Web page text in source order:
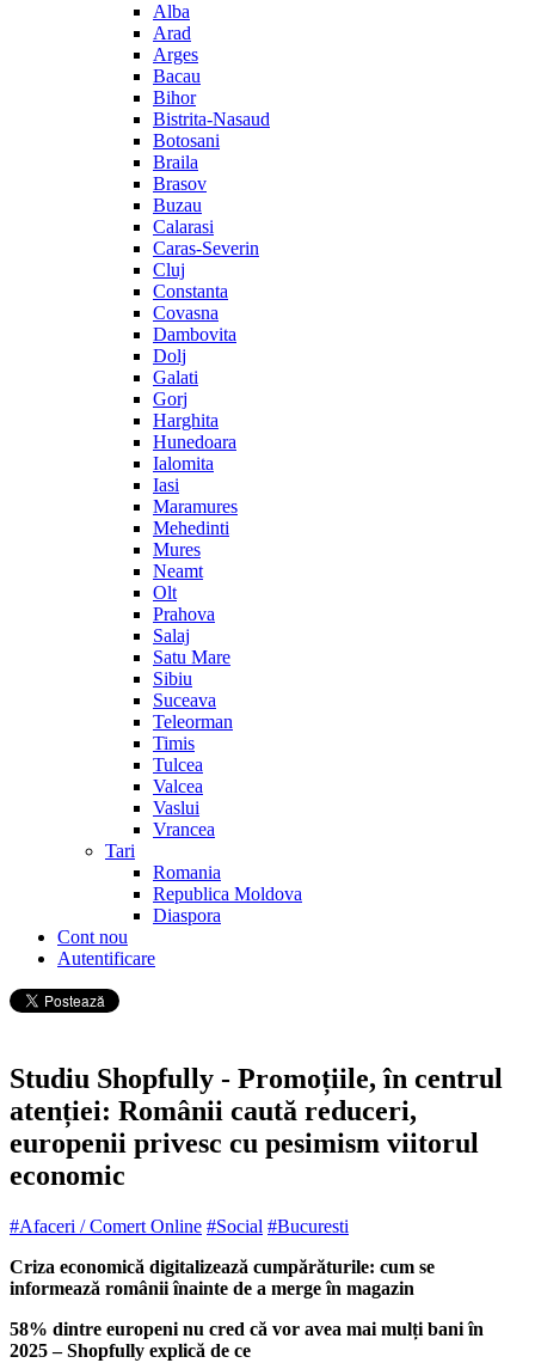
Alba
Arad
Arges
Bacau
Bihor
Bistrita-Nasaud
Botosani
Braila
Brasov
Buzau
Calarasi
Caras-Severin
Cluj
Constanta
Covasna
Dambovita
Dolj
Galati
Gorj
Harghita
Hunedoara
Ialomita
Iasi
Maramures
Mehedinti
Mures
Neamt
Olt
Prahova
Salaj
Satu Mare
Sibiu
Suceava
Teleorman
Timis
Tulcea
Valcea
Vaslui
Vrancea
Tari
Romania
Republica Moldova
Diaspora
Cont nou
Autentificare
Studiu Shopfully - Promoțiile, în centrul
atenției: Românii caută reduceri,
europenii privesc cu pesimism viitorul
economic
#Afaceri / Comert Online #Social #Bucuresti
Criza economică digitalizează cumpărăturile: cum se
informează românii înainte de a merge în magazin
58% dintre europeni nu cred că vor avea mai mulți bani în
2025 – Shopfully explică de ce